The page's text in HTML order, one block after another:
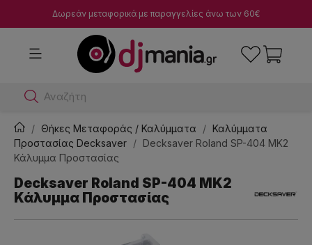
Δωρεάν μεταφορικά με παραγγελίες άνω των 60€
Αναζήτησε dj μί
Θήκες Μεταφοράς / Καλύμματα
Καλύμματα
Προστασίας Decksaver
Decksaver Roland SP-404 MK2
Κάλυμμα Προστασίας
Decksaver Roland SP-404 MK2
Κάλυμμα Προστασίας